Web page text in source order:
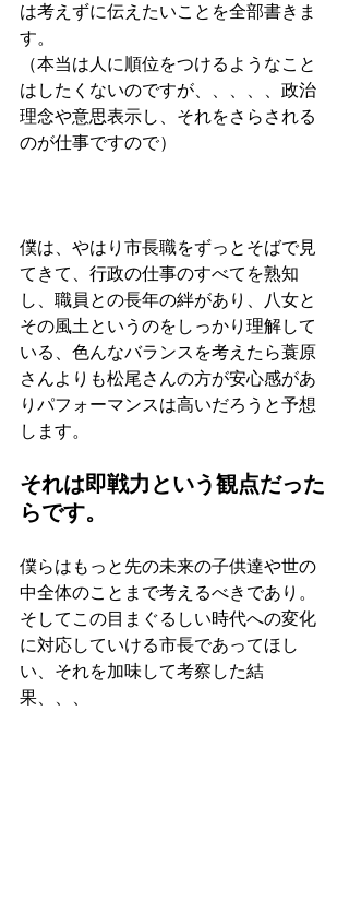
は考えずに伝えたいことを全部書きま
す。
（本当は人に順位をつけるようなこと
はしたくないのですが、、、、、政治
理念や意思表示し、それをさらされる
のが仕事ですので）
僕は、やはり市長職をずっとそばで見
てきて、行政の仕事のすべてを熟知
し、職員との長年の絆があり、八女と
その風土というのをしっかり理解して
いる、色んなバランスを考えたら蓑原
さんよりも松尾さんの方が安心感があ
りパフォーマンスは高いだろうと予想
します。
それは即戦力という観点だった
らです。
僕らはもっと先の未来の子供達や世の
中全体のことまで考えるべきであり。
そしてこの目まぐるしい時代への変化
に対応していける市長であってほし
い、それを加味して考察した結
果、、、